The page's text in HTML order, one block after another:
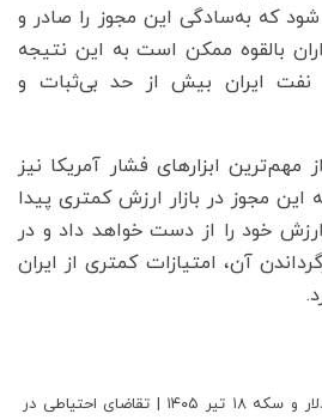
که به‌سادگی این مجوز را صادر و
بالقوه ممکن است به این نتیجه
ایران بیش از حد بی‌ثبات و
ابزارهای فشار آمریکا نیز
مجوز در بازار ارزش کمتری پیدا
ارزش خود را از دست خواهد داد و در
آن، امتیازات کمتری از ایران
پیش‌ بینی قیمت طلا، دلار و سکه ۱۸ تیر ۱۴۰۵ | تقاضای احتیاطی در